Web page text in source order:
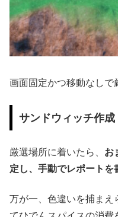
画面固定かつ移動なしで
サンドウィッチ作成
厳選場所に着いたら、 お
定し、手動でレポートを
万が一、色違いを捕まえ